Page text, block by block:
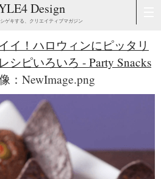
Design
ゲキする、クリエイティブマガジン
イ！ハロウィンにピッタリ
シピいろいろ - Party Snacks
：NewImage.png